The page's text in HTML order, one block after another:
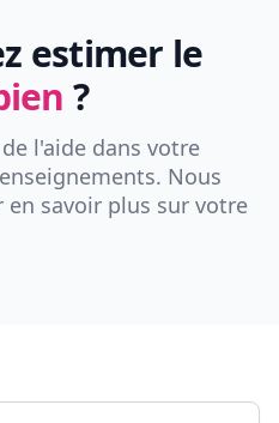
estimer le
?
l'aide dans votre
Nous
savoir plus sur votre